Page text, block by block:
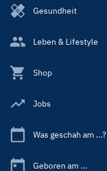
Gesundheit
Leben & Lifestyle
Shop
Jobs
Was geschah am ...?
Geboren am ...